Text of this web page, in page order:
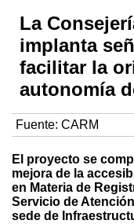
La
implanta
facilitar la
autonomía
Fuente: CARM
El proyecto se
mejora de la
en Materia de
Servicio de
sede de